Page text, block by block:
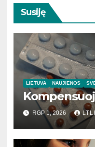
Susiję
LIETUVA NAUJIENOS
RGP 1, 2026